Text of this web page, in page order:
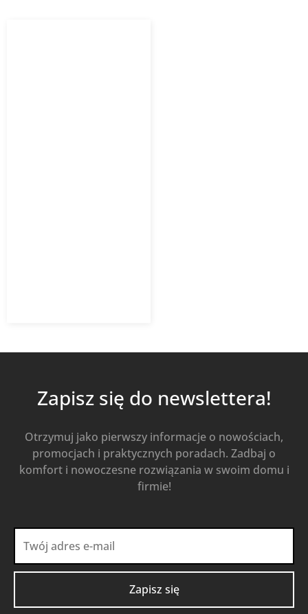
Zapisz się do newslettera!
Otrzymuj jako pierwszy informacje o nowościach,
promocjach i praktycznych poradach. Zadbaj o
komfort i nowoczesne rozwiązania w swoim domu i
firmie!